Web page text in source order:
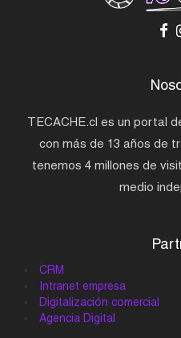
TECACHE.cl es un portal
con más de 13 años de
tenemos 4 millones de
medio
CRM
Intranet empresa
Digitalización comercial
Agencia Digital